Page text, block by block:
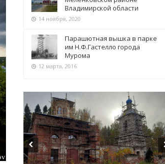
Владимирской области
14 ноября, 2020
Парашютная вышка в парке
им Н.Ф.Гастелло города
Мурома
12 марта, 2016